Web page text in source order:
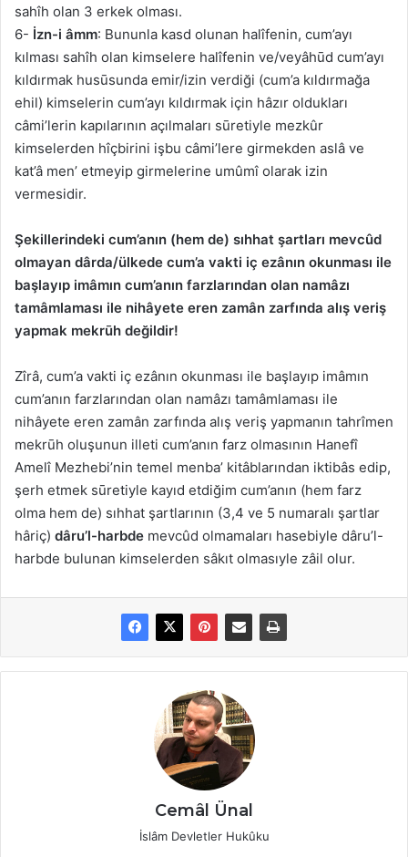
sahîh olan 3 erkek olması.
6- İzn-i âmm: Bununla kasd olunan halîfenin, cum’ayı
kılması sahîh olan kimselere halîfenin ve/veyâhūd cum’ayı
kıldırmak husūsunda emir/izin verdiği (cum’a kıldırmağa
ehil) kimselerin cum’ayı kıldırmak için hâzır oldukları
câmi’lerin kapılarının açılmaları sūretiyle mezkûr
kimselerden hîçbirini işbu câmi’lere girmekden aslâ ve
kat’â men’ etmeyip girmelerine umûmî olarak izin
vermesidir.
Şekillerindeki cum’anın (hem de) sıhhat şartları mevcûd
olmayan dârda/ülkede cum’a vakti iç ezânın okunması ile
başlayıp imâmın cum’anın farzlarından olan namâzı
tamâmlaması ile nihâyete eren zamân zarfında alış veriş
yapmak mekrūh değildir!
Zîrâ, cum’a vakti iç ezânın okunması ile başlayıp imâmın
cum’anın farzlarından olan namâzı tamâmlaması ile
nihâyete eren zamân zarfında alış veriş yapmanın tahrîmen
mekrūh oluşunun illeti cum’anın farz olmasının Hanefî
Amelî Mezhebi’nin temel menba’ kitâblarından iktibâs edip,
şerh etmek sūretiyle kayıd etdiğim cum’anın (hem farz
olma hem de) sıhhat şartlarının (3,4 ve 5 numaralı şartlar
hâriç) dâru’l-harbde mevcûd olmamaları hasebiyle dâru’l-
harbde bulunan kimselerden sâkıt olmasıyle zâil olur.
Cemâl Ünal
İslâm Devletler Hukûku